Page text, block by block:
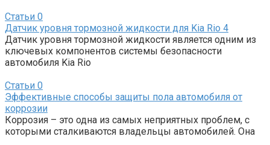
Статьи 0
Датчик уровня тормозной жидкости для Kia Rio 4
Датчик уровня тормозной жидкости является одним из
ключевых компонентов системы безопасности
автомобиля Kia Rio
Статьи 0
Эффективные способы защиты пола автомобиля от
коррозии
Коррозия – это одна из самых неприятных проблем, с
которыми сталкиваются владельцы автомобилей. Она